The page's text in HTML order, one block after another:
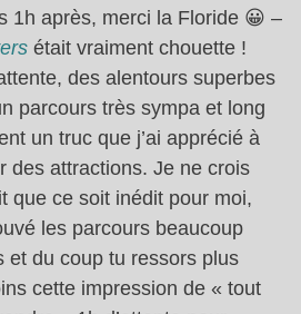
1h après, merci la Floride 😀 –
était vraiment chouette !
des alentours superbes
parcours très sympa et long
un truc que j’ai apprécié à
des attractions. Je ne crois
que ce soit inédit pour moi,
les parcours beaucoup
et du coup tu ressors plus
cette impression de « tout